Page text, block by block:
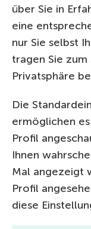
über Sie in
eine
nur Sie selbst
tragen Sie
Privatsphäre
Die
ermöglichen
Profil
Ihnen
Mal angezeigt
Profil
diese